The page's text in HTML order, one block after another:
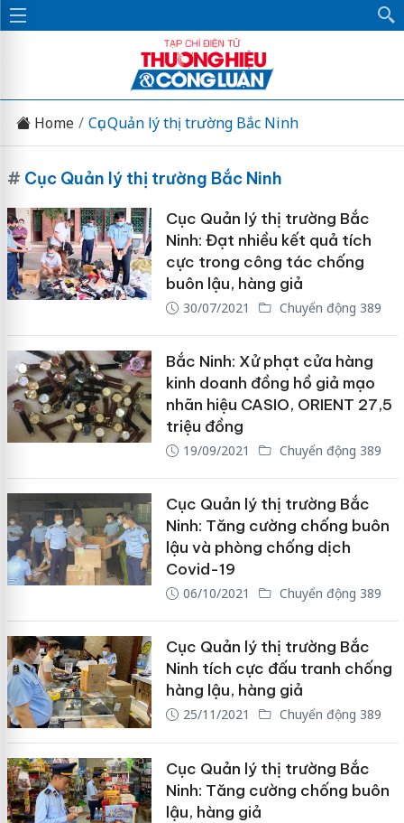
Home Cục Quản lý thị trường Bắc Ninh
# Cục Quản lý thị trường Bắc Ninh
Cục Quản lý thị trường Bắc
Ninh: Đạt nhiều kết quả tích
cực trong công tác chống
buôn lậu, hàng giả
30/07/2021 Chuyển động 389
Bắc Ninh: Xử phạt cửa hàng
kinh doanh đồng hồ giả mạo
nhãn hiệu CASIO, ORIENT 27,5
triệu đồng
19/09/2021 Chuyển động 389
Cục Quản lý thị trường Bắc
Ninh: Tăng cường chống buôn
lậu và phòng chống dịch
Covid-19
06/10/2021 Chuyển động 389
Cục Quản lý thị trường Bắc
Ninh tích cực đấu tranh chống
hàng lậu, hàng giả
25/11/2021 Chuyển động 389
Cục Quản lý thị trường Bắc
Ninh: Tăng cường chống buôn
lậu, hàng giả